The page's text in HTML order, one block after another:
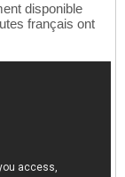
disponible
français ont